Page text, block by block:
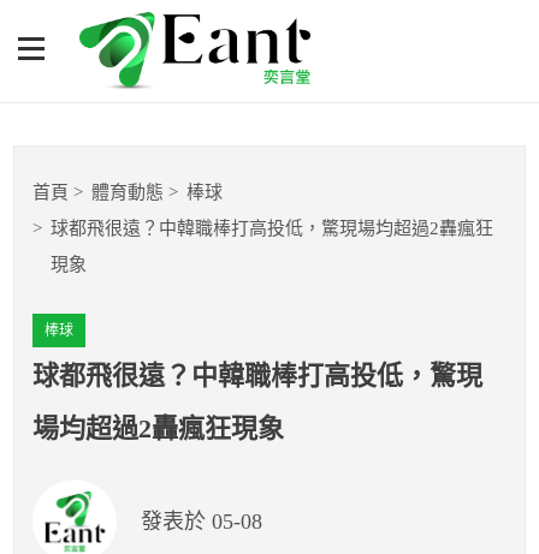
球都飛很遠？中韓職棒打高
投低，驚現場均超過2轟瘋
籃球
棒球
球隊數據
開賽列表
首頁 體育動態
棒球
球都飛很遠？中韓職棒打高投低，驚現場均超過2轟瘋狂
現象
棒球
球都飛很遠？中韓職棒打高投低，驚現
場均超過2轟瘋狂現象
發表於 05-08